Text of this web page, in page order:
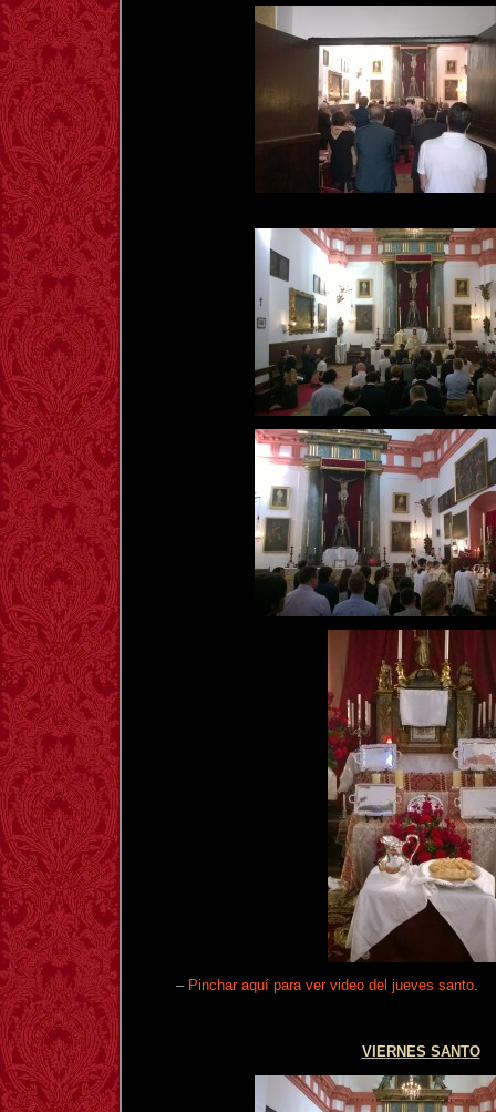
– Pinchar aquí para ver video del jueves santo
VIERNES SANTO